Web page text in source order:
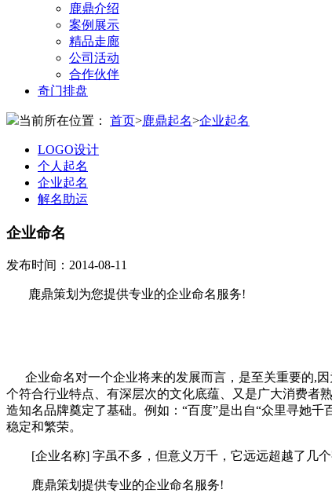
鹿鼎介绍
案例展示
精品走廊
公司活动
合作伙伴
奇门排盘
当前所在位置： 首页>鹿鼎起名>企业起名
LOGO设计
个人起名
企业起名
解名助运
企业命名
发布时间：2014-08-11
鹿鼎策划为您提供专业的企业命名服务!
企业命名对一个企业将来的发展而言，是至关重要的,
个符合行业特点、有深层次的文化底蕴、又是广大消费者
造知名品牌奠定了基础。例如：“百度”是出自“众里寻她
稳定和繁荣。
[企业名称] 字虽不多，但意义万千，它远远超越了几个
鹿鼎策划提供专业的企业命名服务!